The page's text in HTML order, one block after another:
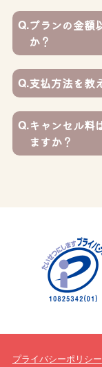
Q.プランの金額
か？
Q.支払方法を教
Q.キャンセル料
ますか？
プライバシーポリシー